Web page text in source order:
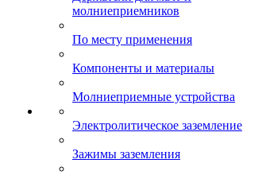
молниеприемников
По месту применения
Компоненты и материалы
Молниеприемные устройства
Электролитическое заземление
Зажимы заземления